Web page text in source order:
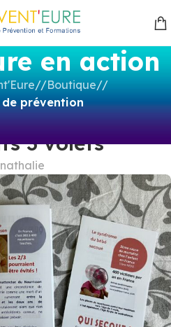
en action
/ Boutique/
prévention
3 volets
nathalie